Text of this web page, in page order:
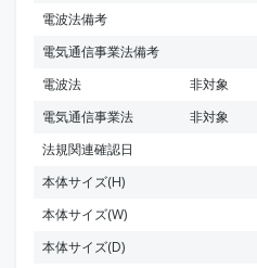
電波法備考
電気通信事業法備考
電波法
非対象
電気通信事業法
非対象
法規関連確認日
本体サイズ(H)
本体サイズ(W)
本体サイズ(D)